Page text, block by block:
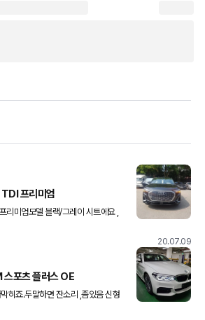
프리미엄
리미엄모델 블랙/그레이 시트에요 ,
포트백이라 그런지 균형감이 매우
드러워요 ,디자인보고 산 모델인데
20.07.09
포츠 플러스 OE
자인이더좋은거같아요. ,기본옵션